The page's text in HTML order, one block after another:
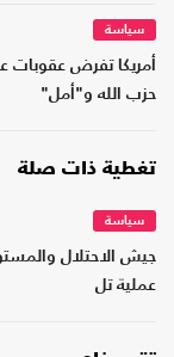
سياسة
أمريكا تفرض عقوبات
حزب الله و"أمل"
تغطية ذات صلة
سياسة
جيش الاحتلال
عملية تل